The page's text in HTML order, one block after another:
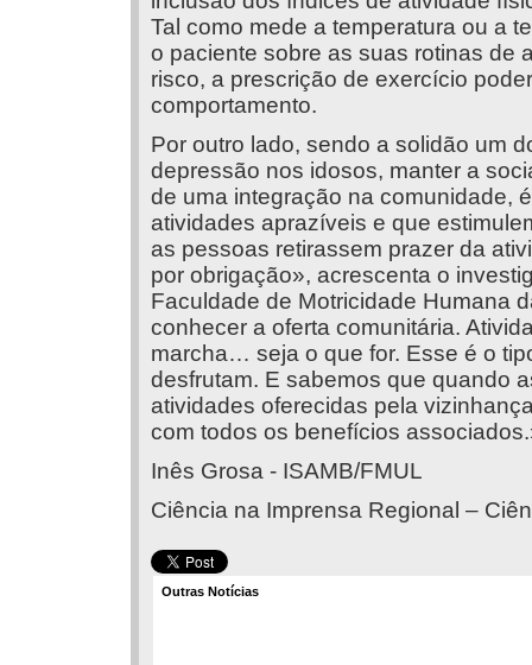
Tal como mede a temperatura ou a
o paciente sobre as suas rotinas de
risco, a prescrição de exercício
comportamento.
Por outro lado, sendo a solidão um
depressão nos idosos, manter a
de uma integração na comunidade,
atividades aprazíveis e que
as pessoas retirassem prazer da
por obrigação», acrescenta o
Faculdade de Motricidade Humana
conhecer a oferta comunitária.
marcha… seja o que for. Esse é o
desfrutam. E sabemos que quando
atividades oferecidas pela
com todos os benefícios
Inês Grosa - ISAMB/FMUL
Ciência na Imprensa Regional –
Outras Notícias